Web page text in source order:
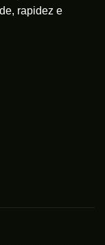
rapidez e